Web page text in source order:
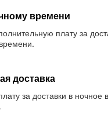
времени
плату за
доставка
за доставки в ночное